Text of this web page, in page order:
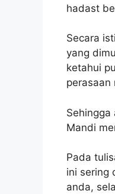
hadast
Secara
yang
ketahui
perasaan
Mandi
Pada
ini sering
anda,